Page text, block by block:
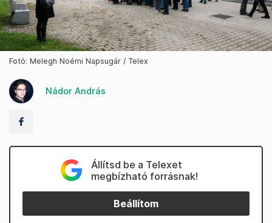
Fotó: Melegh Noémi Napsugár / Telex
Nádor András
Állítsd be a Telexet
megbízható forrásnak!
Beállítom